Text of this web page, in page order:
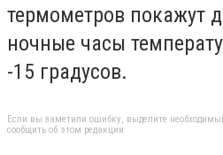
термометров покажут
ночные часы
-15 градусов.
Если вы заметили ошибку, выделите
сообщить об этом редакции